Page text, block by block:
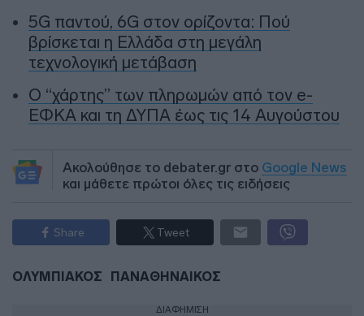
5G παντού, 6G στον ορίζοντα: Πού
βρίσκεται η Ελλάδα στη μεγάλη
τεχνολογική μετάβαση
Ο “χάρτης” των πληρωμών από τον e-
ΕΦΚΑ και τη ΔΥΠΑ έως τις 14 Αυγούστου
Ακολούθησε το debater.gr στο Google News
και μάθετε πρώτοι όλες τις ειδήσεις
Share Tweet
ΟΛΥΜΠΙΑΚΟΣ ΠΑΝΑΘΗΝΑΙΚΟΣ
ΔΙΑΦΗΜΙΣΗ